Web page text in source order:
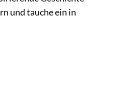
und tauche ein in